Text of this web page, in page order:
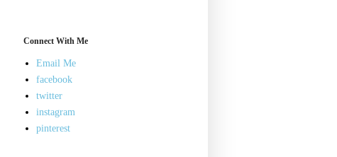
Connect With Me
Email Me
facebook
twitter
instagram
pinterest